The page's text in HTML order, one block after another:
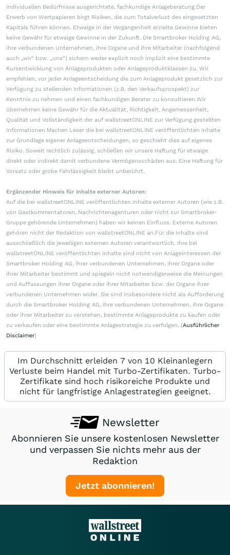
individuellen Bedürfnisse ausgerichtete, fachkundige Anlageberatung.Der
Erwerb von Wertpapieren birgt Risiken, die zum Totalverlust des eingesetzten
Kapitals führen können. Etwaige in der Vergangenheit erzielte Gewinne bieten
keine Gewähr für etwaige Gewinne in der Zukunft. Die Smartbroker Holding AG,
ihre verbundenen Unternehmen, ihre Organe und ihre Mitarbeiter (nachfolgend
auch „wir“ bzw. „uns“) sichern weder explizit noch implizit eine bestimmte
Kursentwicklung von Anlageprodukten oder Anlageproduktklassen zu. Wir
empfehlen, vor jeder Anlageentscheidung die zum Anlageprodukt gesetzlich zur
Verfügung zu stellenden Informationen (z.B. den Verkaufsprospekt) zur
Kenntnis zu nehmen und einen fachkundigen Berater zu konsultieren.Wir
übernehmen keine Gewähr für die Aktualität, Richtigkeit, Angemessenheit,
Qualität und Vollständigkeit der auf wallstreetONLINE zur Verfügung gestellten
Informationen.Machen Leser die bei wallstreetONLINE veröffentlichten Inhalte
zur Grundlage eigener Anlageentscheidungen, so geschieht dies auf eigenes
Risiko. Soweit rechtlich zulässig, schließen wir unsere Haftung für etwaige
direkt oder indirekt damit verbundene Vermögensschäden aus. Eine Haftung für
Vorsatz oder grobe Fahrlässigkeit bleibt unberührt.
Ergänzender Hinweis für Inhalte externer Autoren:
Auf die bei wallstreetONLINE veröffentlichten Inhalte externer Autoren (wie z.B.
von Gastkommentatoren, Nachrichtenagenturen oder nicht zur Smartbroker-
Gruppe gehörende Unternehmen) haben wir keinen Einfluss. Externe Autoren
gehören nicht der Redaktion von wallstreetONLINE an.Für die Inhalte sind
ausschließlich die jeweiligen externen Autoren verantwortlich. Ihre bei
wallstreetONLINE veröffentlichten Inhalte sind nicht von Anlageinteressen der
Smartbroker Holding AG, ihrer verbundenen Unternehmen, ihrer Organe oder
ihrer Mitarbeiter bestimmt und spiegeln nicht notwendigerweise die Meinungen
und Auffassungen ihrer Organe oder ihrer Mitarbeiter bzw. der Organe ihrer
verbundenen Unternehmen wider. Sie sind insbesondere nicht als Aufforderung
durch die Smartbroker Holding AG, ihre verbundenen Unternehmen, ihre Organe
oder ihrer Mitarbeiter zu verstehen, bestimmte Anlageprodukte zu kaufen oder
zu verkaufen oder eine bestimmte Anlagestrategie zu verfolgen. (Ausführlicher
Disclaimer)
Im Durchschnitt erleiden 7 von 10 Kleinanlegern
Verluste beim Handel mit Turbo-Zertifikaten. Turbo-
Zertifikate sind hoch risikoreiche Produkte und
nicht für langfristige Anlagestrategien geeignet.
Newsletter
Abonnieren Sie unsere kostenlosen Newsletter
und verpassen Sie nichts mehr aus der
Redaktion
Jetzt abonnieren!